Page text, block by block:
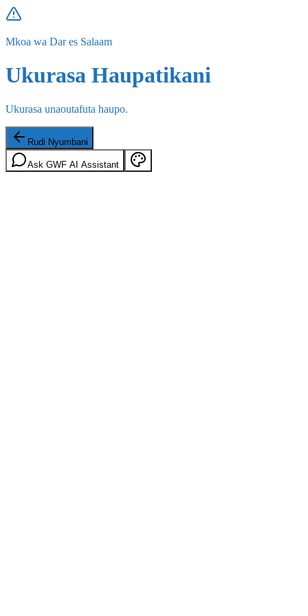
Mkoa wa Dar es Salaam
Ukurasa Haupatikani
Ukurasa unaoutafuta haupo.
Rudi Nyumbani
Ask GWF AI Assistant